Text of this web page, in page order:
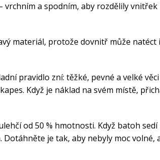
a spodním, aby rozdělily
materiál, protože dovnitř může natéct
pravidlo zní: těžké, pevné a velké
Když je náklad na svém místě,
od 50 % hmotnosti. Když batoh
je tak, aby nebyly moc volné,